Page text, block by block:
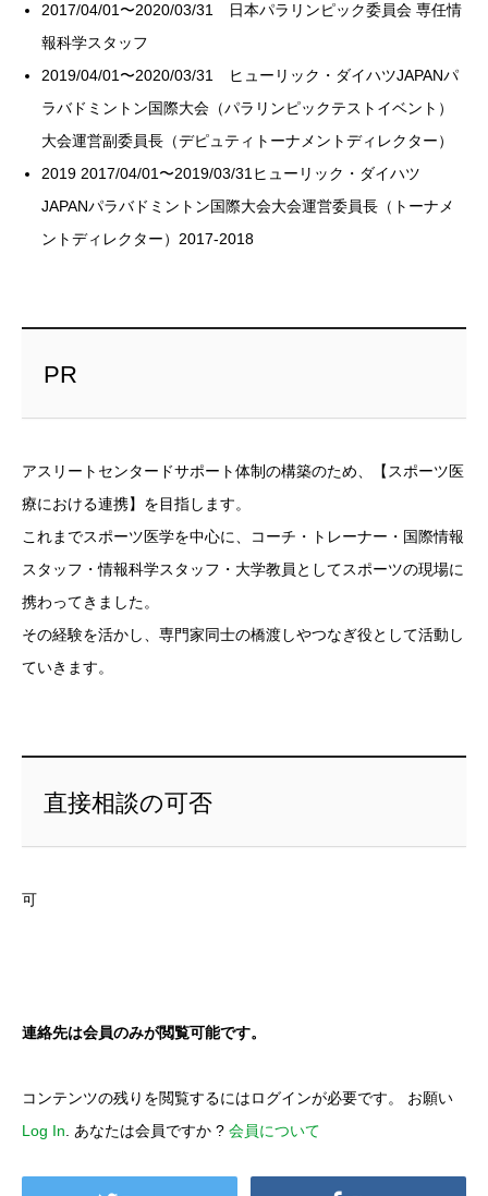
2017/04/01〜2020/03/31 日本パラリンピック委員会 専任情
報科学スタッフ
2019/04/01〜2020/03/31 ヒューリック・ダイハツJAPANパ
ラバドミントン国際大会（パラリンピックテストイベント）
大会運営副委員長（デピュティトーナメントディレクター）
2019 2017/04/01〜2019/03/31ヒューリック・ダイハツ
JAPANパラバドミントン国際大会大会運営委員長（トーナメ
ントディレクター）2017-2018
PR
アスリートセンタードサポート体制の構築のため、【スポーツ医
療における連携】を目指します。
これまでスポーツ医学を中心に、コーチ・トレーナー・国際情報
スタッフ・情報科学スタッフ・大学教員としてスポーツの現場に
携わってきました。
その経験を活かし、専門家同士の橋渡しやつなぎ役として活動し
ていきます。
直接相談の可否
可
連絡先は会員のみが閲覧可能です。
コンテンツの残りを閲覧するにはログインが必要です。 お願い
Log In. あなたは会員ですか ? 会員について